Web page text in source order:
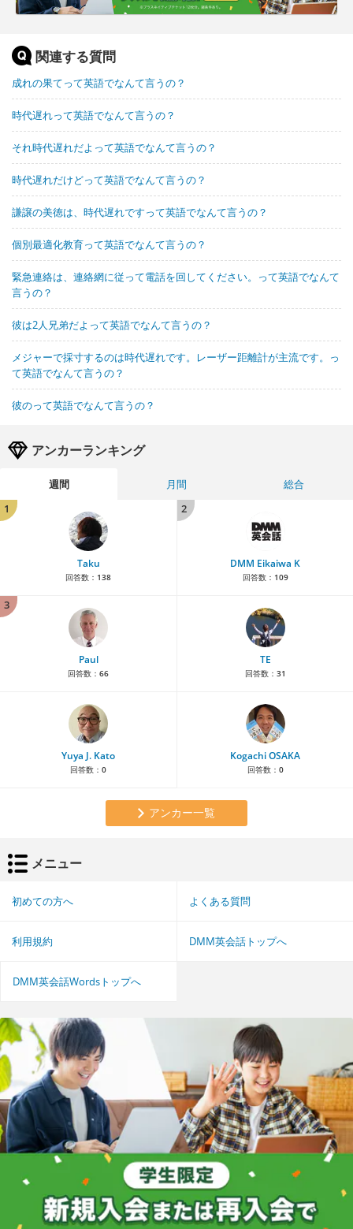
関連する質問
成れの果てって英語でなんて言うの？
時代遅れって英語でなんて言うの？
それ時代遅れだよって英語でなんて言うの？
時代遅れだけどって英語でなんて言うの？
謙譲の美徳は、時代遅れですって英語でなんて言うの？
個別最適化教育って英語でなんて言うの？
緊急連絡は、連絡網に従って電話を回してください。って英語でなんて
言うの？
彼は2人兄弟だよって英語でなんて言うの？
メジャーで採寸するのは時代遅れです。レーザー距離計が主流です。っ
て英語でなんて言うの？
彼のって英語でなんて言うの？
アンカーランキング
週間 月間
総合
1
Taku
回答数： 138
2
DMM Eikaiwa K
回答数： 109
3
Paul
回答数： 66
TE
回答数： 31
Yuya J. Kato
回答数： 0
Kogachi OSAKA
回答数： 0
アンカー一覧
メニュー
初めての方へ よくある質問
利用規約 DMM英会話トップへ
DMM英会話Wordsトップへ